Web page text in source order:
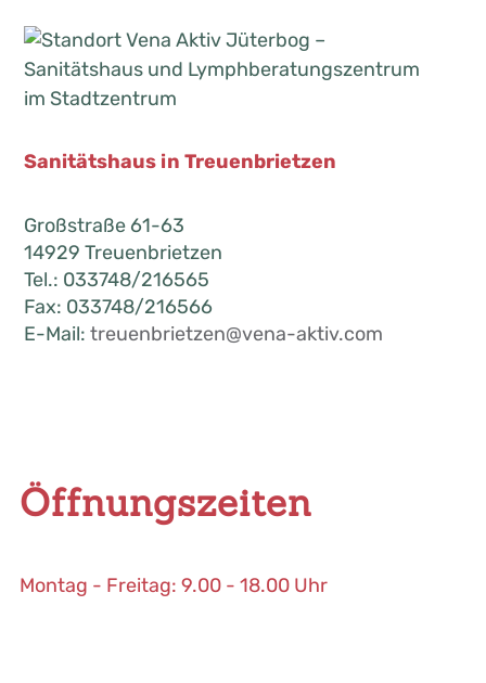
Sanitätshaus in Treuenbrietzen
Großstraße 61-63
14929 Treuenbrietzen
Tel.: 033748/216565
Fax: 033748/216566
E-Mail: treuenbrietzen@vena-aktiv.com
Öffnungszeiten
Montag - Freitag: 9.00 - 18.00 Uhr